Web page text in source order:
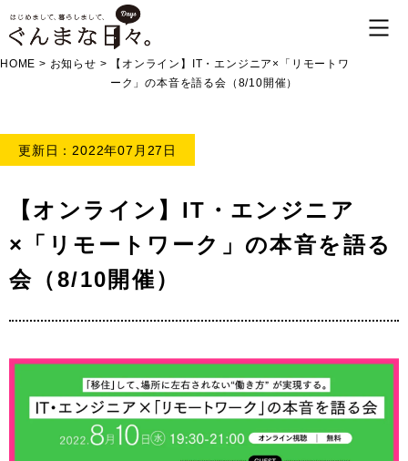
HOME > お知らせ >
【オンライン】IT・エンジニア×「リモートワ
ーク」の本音を語る会（8/10開催）
更新日：2022年07月27日
【オンライン】IT・エンジニア
×「リモートワーク」の本音を語る
会（8/10開催）